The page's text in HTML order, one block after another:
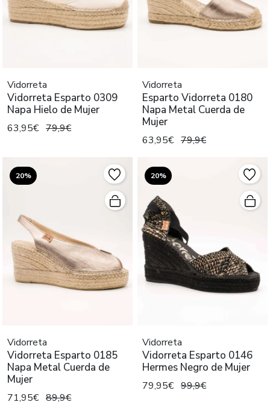
Vidorreta
Vidorreta Esparto 0309
Napa Hielo de Mujer
63,95€ 79,9€
Vidorreta
Esparto Vidorreta 0180
Napa Metal Cuerda de
Mujer
63,95€ 79,9€
20%
Vidorreta
Vidorreta Esparto 0185
Napa Metal Cuerda de
Mujer
71,95€ 89,9€
20%
Vidorreta
Vidorreta Esparto 0146
Hermes Negro de Mujer
79,95€ 99,9€